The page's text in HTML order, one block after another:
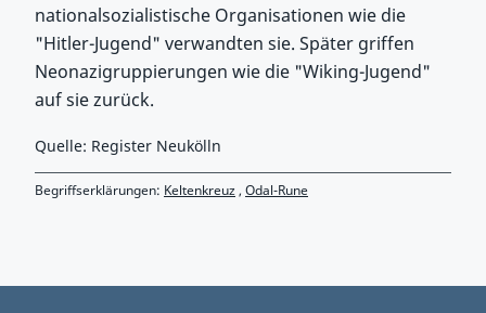
nationalsozialistische Organisationen wie die
"Hitler-Jugend" verwandten sie. Später griffen
Neonazigruppierungen wie die "Wiking-Jugend"
auf sie zurück.
Quelle: Register Neukölln
Begriffserklärungen: Keltenkreuz, Odal-Rune